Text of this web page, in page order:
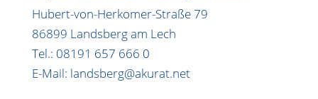
Hubert-von-Herkomer-Straße 79
86899 Landsberg am Lech
Tel.: 08191 657 666 0
E-Mail: landsberg@akurat.net